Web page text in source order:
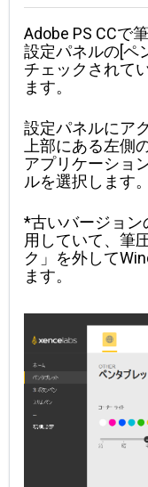
Adobe PS CCで
設定パネルの[ペ
チェックされて
ます。
設定パネルにア
上部にある左側
アプリケーショ
ルを選択します。
*古いバージョン
用していて、筆
ク」を外して
ます。